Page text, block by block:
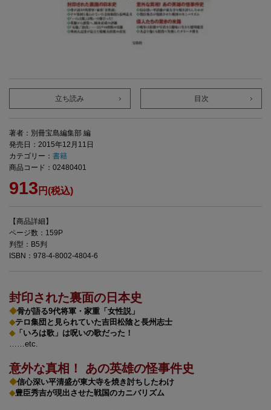
立ち読み 目次
著者：別冊宝島編集部 編
発売日：2015年12月11日
カテゴリー： 書籍
商品コード：02480401
913 円(税込)
【商品詳細】
ページ数：159P
判型：B5判
ISBN：978-4-8002-4804-6
封印された裏面の日本史
◆骨が語る9代将軍・家重「女性説」
◆テロ集団と見られていた吉田松陰と長州志士
◆「いろは歌」は呪いの歌だった！
……etc.
意外な真相！ あの英雄の怪事件史
◆信心深い平清盛が東大寺を焼き討ちしたわけ
◆豊臣秀吉が現出させた戦国のカニバリズム